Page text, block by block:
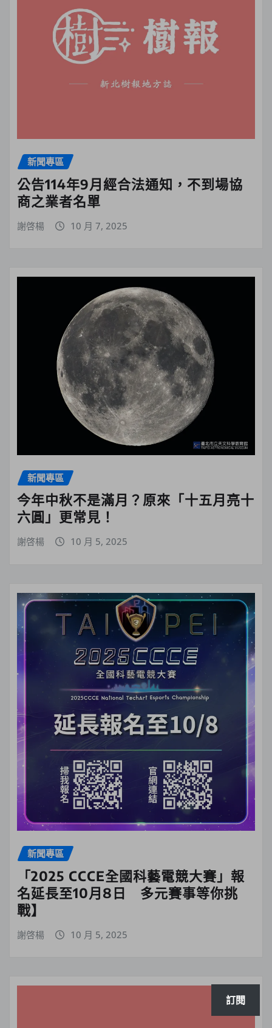
新聞專區
公告114年9月經合法通知，不到場協
商之業者名單
謝啓楊 10 月 7, 2025
新聞專區
今年中秋不是滿月？原來「十五月亮十
六圓」更常見！
謝啓楊 10 月 5, 2025
新聞專區
「2025 CCCE全國科藝電競大賽」報
名延長至10月8日 多元賽事等你挑
戰】
謝啓楊 10 月 5, 2025
訂閱